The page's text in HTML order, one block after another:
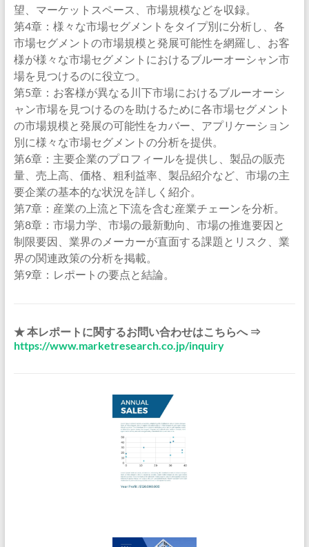
望、マーケットスペース、市場規模などを収録。
第4章：様々な市場セグメントをタイプ別に分析し、各
市場セグメントの市場規模と発展可能性を網羅し、お客
様が様々な市場セグメントにおけるブルーオーシャン市
場を見つけるのに役立つ。
第5章：お客様が異なる川下市場におけるブルーオーシ
ャン市場を見つけるのを助けるために各市場セグメント
の市場規模と発展の可能性をカバー、アプリケーション
別に様々な市場セグメントの分析を提供。
第6章：主要企業のプロフィールを提供し、製品の販売
量、売上高、価格、粗利益率、製品紹介など、市場の主
要企業の基本的な状況を詳しく紹介。
第7章：産業の上流と下流を含む産業チェーンを分析。
第8章：市場力学、市場の最新動向、市場の推進要因と
制限要因、業界のメーカーが直面する課題とリスク、業
界の関連政策の分析を掲載。
第9章：レポートの要点と結論。
★ 本レポートに関するお問い合わせはこちらへ ⇒
https://www.marketresearch.co.jp/inquiry